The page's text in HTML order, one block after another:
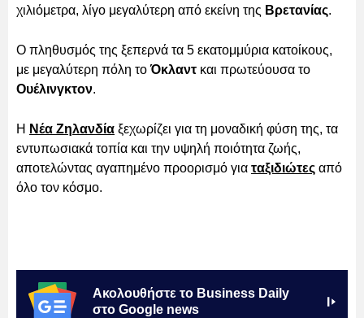
χιλιόμετρα, λίγο μεγαλύτερη από εκείνη της Βρετανίας.
Ο πληθυσμός της ξεπερνά τα 5 εκατομμύρια κατοίκους,
με μεγαλύτερη πόλη τοΌκλαντ και πρωτεύουσα το
Ουέλινγκτον.
Η Νέα Ζηλανδία ξεχωρίζει για τη μοναδική φύση της, τα
εντυπωσιακά τοπία και την υψηλή ποιότητα ζωής,
αποτελώντας αγαπημένο προορισμό για ταξιδιώτες από
όλο τον κόσμο.
Ακολουθήστε το Business Daily
στο Google news